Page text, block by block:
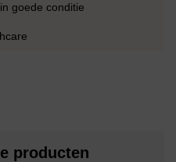
goede conditie
producten